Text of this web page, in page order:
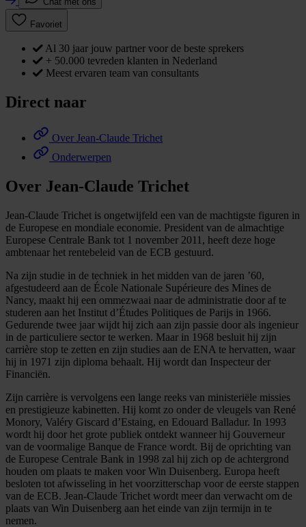
Favoriet
Al 30 jaar jouw partner voor de beste sprekers
+ 50.000 tevreden klanten in Nederland
Meest ervaren team van consultants
Direct naar
Over Jean-Claude Trichet
Onderwerpen
Over Jean-Claude Trichet
Jean-Claude Trichet is ongetwijfeld een van de machtigste figuren in
de Europese en mondiale economie. President van de almachtige
Europese Centrale Bank tot 1 november 2011, heeft deze hoge
ambtenaar het rentebeleid van de ECB gestuurd.
Na zijn studie in de techniek in het midden van de jaren ’60,
afgestudeerd aan de École Nationale Supérieure des Mines de
Nancy, maakt hij een ommezwaai naar de administratie door af te
studeren aan het Institut d’Études Politiques de Parijs in 1966.
Gedurende twee jaar wijdt hij zich aan zijn passie door als ingenieur
in de particuliere sector te werken. Maar in 1968 besluit hij zijn
carrière stop te zetten en zijn studies aan de ENA te hervatten, waar
hij in 1971 zijn diploma behaalt. Hij wordt dan Inspecteur der
Financiën.
Zijn carrière is vervolgens een lange reeks van ministeriële missies
en prestigieuze kabinetten. Hij komt zo onder de vleugels van René
Monory, Valéry Giscard d’Estaing, en Edouard Balladur. In 1993
wordt hij door het grote publiek ontdekt wanneer hij Gouverneur
van de voormalige Banque de France wordt. Bij de oprichting van
de Europese Centrale Bank in 1998 zal hij zich op de achtergrond
houden om plaats te maken voor Win Duisenberg. Europa heeft
besloten tot afwisseling in het voorzitterschap voor de eerste stappen
van de ECB. Jean-Claude Trichet wordt meer dan verwacht om de
plaats van Win Duisenberg aan het einde van zijn termijn in te
nemen.